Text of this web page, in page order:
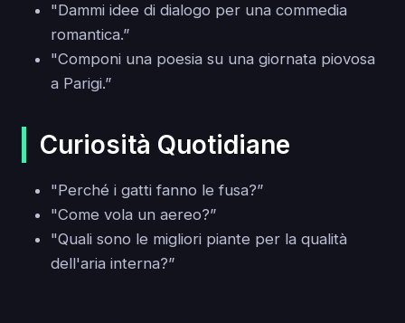
"Dammi idee di dialogo per una commedia
romantica.”
"Componi una poesia su una giornata piovosa
a Parigi.”
Curiosità Quotidiane
"Perché i gatti fanno le fusa?”
"Come vola un aereo?”
"Quali sono le migliori piante per la qualità
dell'aria interna?”